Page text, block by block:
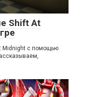
Shift At
Midnight с помощью